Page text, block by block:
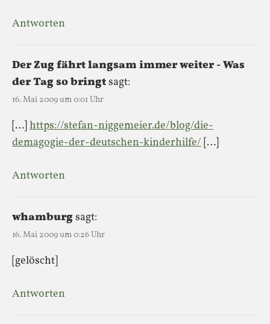
Antworten
Der Zug fährt langsam immer weiter - Was
der Tag so bringtsagt:
16. Mai 2009 um 0:01 Uhr
[…] https://stefan-niggemeier.de/blog/die-
demagogie-der-deutschen-kinderhilfe/ […]
Antworten
whamburgsagt:
16. Mai 2009 um 0:26 Uhr
[gelöscht]
Antworten